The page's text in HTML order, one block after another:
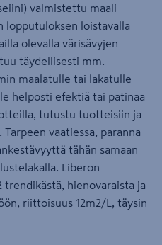
valmistettu maali
lopputuloksen loistavalla
olevalla värisävyjen
täydellisesti mm.
maalatulle tai lakatulle
helposti efektiä tai patinaa
tutustu tuotteisiin ja
vaatiessa, paranna
tähän samaan
Liberon
trendikästä, hienovaraista ja
riittoisuus 12m2/L, täysin